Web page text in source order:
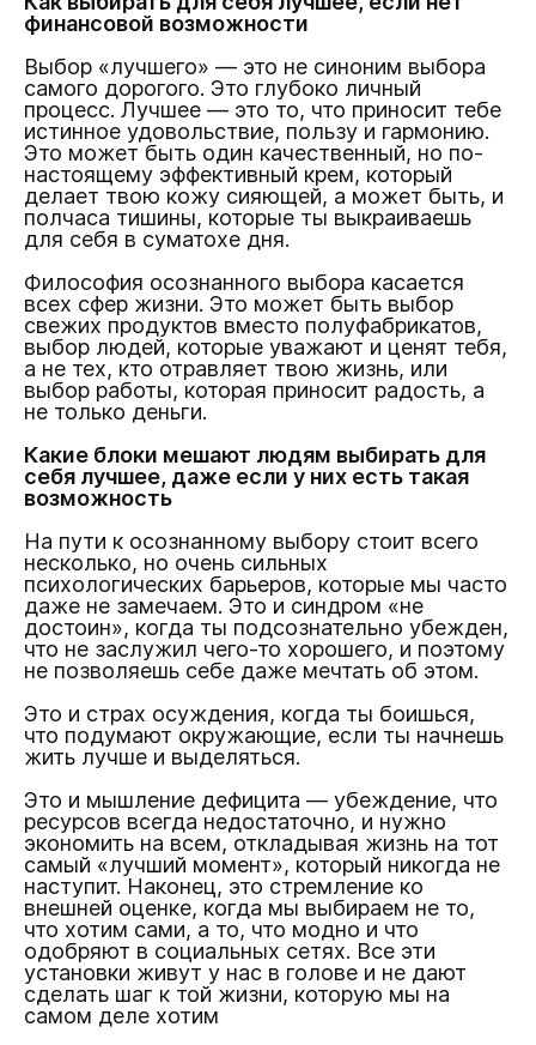
финансовой возможности
Выбор «лучшего» — это не синоним выбора
самого дорогого. Это глубоко личный
процесс. Лучшее — это то, что приносит тебе
истинное удовольствие, пользу и гармонию.
Это может быть один качественный, но по-
настоящему эффективный крем, который
делает твою кожу сияющей, а может быть, и
полчаса тишины, которые ты выкраиваешь
для себя в суматохе дня.
Философия осознанного выбора касается
всех сфер жизни. Это может быть выбор
свежих продуктов вместо полуфабрикатов,
выбор людей, которые уважают и ценят тебя,
а не тех, кто отравляет твою жизнь, или
выбор работы, которая приносит радость, а
не только деньги.
Какие блоки мешают людям выбирать для
себя лучшее, даже если у них есть такая
возможность
На пути к осознанному выбору стоит всего
несколько, но очень сильных
психологических барьеров, которые мы часто
даже не замечаем. Это и синдром «не
достоин», когда ты подсознательно убежден,
что не заслужил чего-то хорошего, и поэтому
не позволяешь себе даже мечтать об этом.
Это и страх осуждения, когда ты боишься,
что подумают окружающие, если ты начнешь
жить лучше и выделяться.
Это и мышление дефицита — убеждение, что
ресурсов всегда недостаточно, и нужно
экономить на всем, откладывая жизнь на тот
самый «лучший момент», который никогда не
наступит. Наконец, это стремление ко
внешней оценке, когда мы выбираем не то,
что хотим сами, а то, что модно и что
одобряют в социальных сетях. Все эти
установки живут у нас в голове и не дают
сделать шаг к той жизни, которую мы на
самом деле хотим